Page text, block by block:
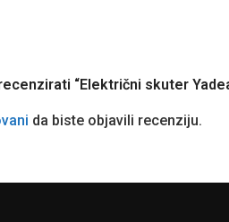
“Električni skuter
da biste objavili recenziju.